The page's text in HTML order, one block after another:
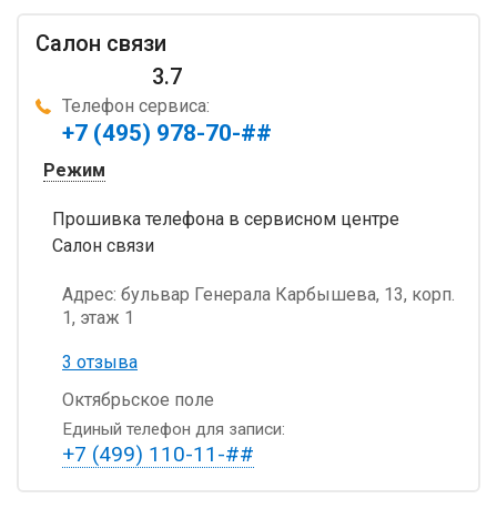
Салон связи
3.7
Телефон сервиса:
+7 (495) 978-70-##
Режим
Прошивка телефона в сервисном центре
Салон связи
Адрес: бульвар Генерала Карбышева, 13, корп.
1, этаж 1
3 отзыва
Октябрьское поле
Единый телефон для записи:
+7 (499) 110-11-##